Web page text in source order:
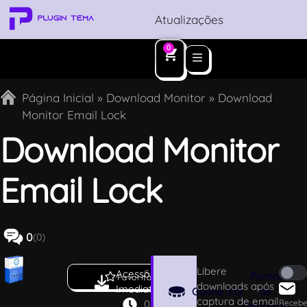
Atualizações
0
Página Inicial » Download Monitor » Download
Monitor Email Lock
Download Monitor
Email Lock
0(0)
Favoritar
Acesso
Imediato
5
.
0
Ganhe339
Pontos
de
Libere
downloads após
captura de email